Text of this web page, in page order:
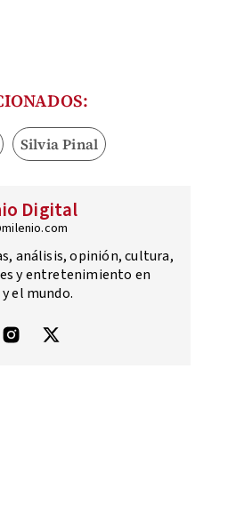
Silvia Pinal
Digital
análisis, opinión, cultura,
y entretenimiento en
el mundo.